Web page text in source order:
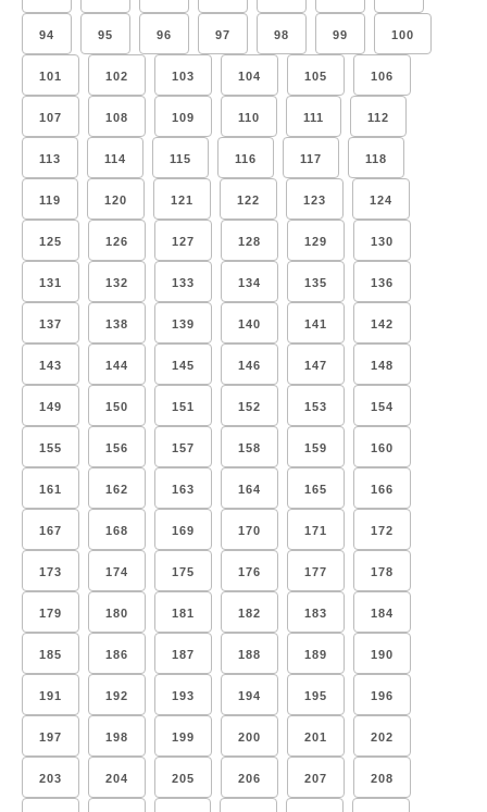
94 95 96 97 98 99 100
101 102 103 104 105 106
107 108 109 110 111 112
113 114 115 116 117 118
119 120 121 122 123 124
125 126 127 128 129 130
131 132 133 134 135 136
137 138 139 140 141 142
143 144 145 146 147 148
149 150 151 152 153 154
155 156 157 158 159 160
161 162 163 164 165 166
167 168 169 170 171 172
173 174 175 176 177 178
179 180 181 182 183 184
185 186 187 188 189 190
191 192 193 194 195 196
197 198 199 200 201 202
203 204 205 206 207 208